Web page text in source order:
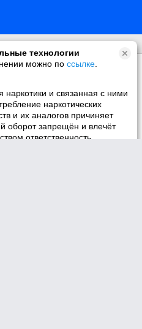
технологии
можно по ссылке
наркотики и связанная с ними
наркотических
и их аналогов причиняет
оборот запрещён и влечёт
ответственность